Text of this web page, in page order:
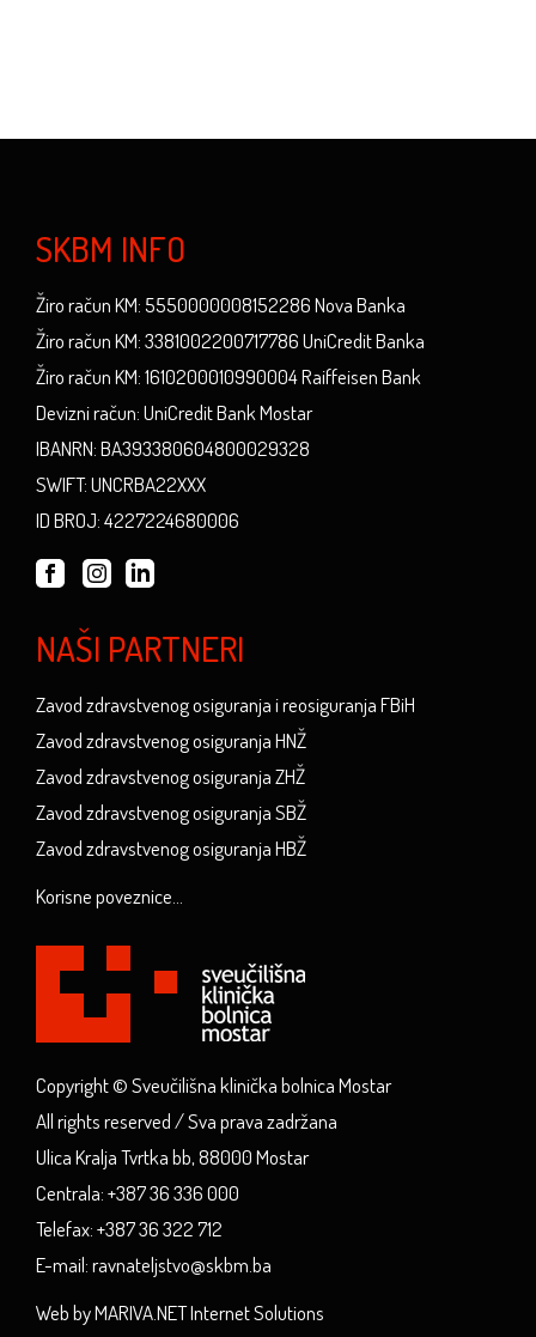
SKBM INFO
Žiro račun KM: 5550000008152286 Nova Banka
Žiro račun KM: 3381002200717786 UniCredit Banka
Žiro račun KM: 1610200010990004 Raiffeisen Bank
Devizni račun: UniCredit Bank Mostar
IBANRN: BA393380604800029328
SWIFT: UNCRBA22XXX
ID BROJ: 4227224680006
NAŠI PARTNERI
Zavod zdravstvenog osiguranja i reosiguranja FBiH
Zavod zdravstvenog osiguranja HNŽ
Zavod zdravstvenog osiguranja ZHŽ
Zavod zdravstvenog osiguranja SBŽ
Zavod zdravstvenog osiguranja HBŽ
Korisne poveznice...
Copyright © Sveučilišna klinička bolnica Mostar
All rights reserved / Sva prava zadržana
Ulica Kralja Tvrtka bb, 88000 Mostar
Centrala: +387 36 336 000
Telefax: +387 36 322 712
E-mail: ravnateljstvo@skbm.ba
Web by MARIVA.NET Internet Solutions